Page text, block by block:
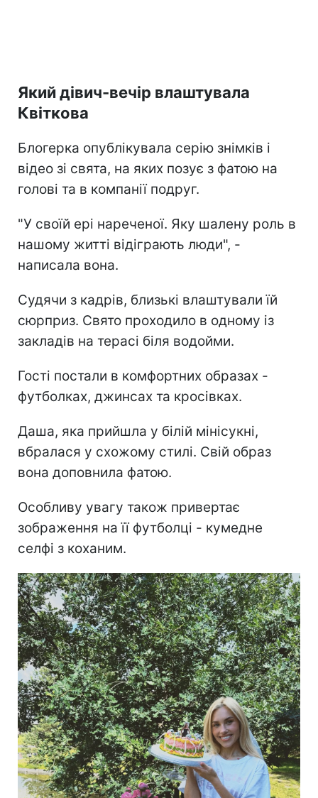
Який дівич-вечір влаштувала
Квіткова
Блогерка опублікувала серію знімків і
відео зі свята, на яких позує з фатою на
голові та в компанії подруг.
"У своїй ері нареченої. Яку шалену роль в
нашому житті відіграють люди", -
написала вона.
Судячи з кадрів, близькі влаштували їй
сюрприз. Свято проходило в одному із
закладів на терасі біля водойми.
Гості постали в комфортних образах -
футболках, джинсах та кросівках.
Даша, яка прийшла у білій мінісукні,
вбралася у схожому стилі. Свій образ
вона доповнила фатою.
Особливу увагу також привертає
зображення на її футболці - кумедне
селфі з коханим.